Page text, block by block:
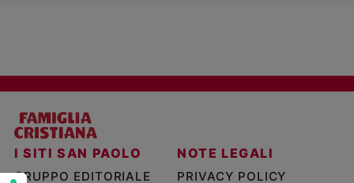
I SITI SAN PAOLO
GRUPPO EDITORIALE
NOTE LEGALI
PRIVACY POLICY